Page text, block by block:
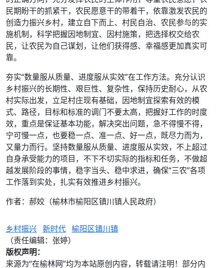
民期盼干的抓紧干，农民愿意干的带着干，依靠激发农民的
创造力振兴乡村，建立自下而上、村民自治、农民参与的实
施机制，科学把握因地制宜、因村施策，把选择权交给农
民，让农民为自己谋划，让他们获得感、幸福感更加真实可
靠。
夯实“数量服从质量、进度服从实效”在工作方法。充分认识
乡村振兴的长期性、艰巨性、复杂性，保持历史耐心，从农
村实际出发，立足村庄现有基础，因地制宜探索有效的模
式、路径，目标和标准的调门不要太高，把握好工作的时度
效，重点是保证基本功能，解决突出问题，急不得慢不得，
宁可慢一点，也要稳一点、准一点、好一点，既尽力而为，
又量力而行。坚持数量服从质量、进度服从实效，不上超过
自身承受能力的项目，不下不切实际的指标和任务，不做超
越发展阶段的事情，稳字当头、稳中求进，确保“三农”各项
工作落到实处，扎实有效推进乡村振兴。
作者：郝姣（榆林市榆阳区镇川镇人民政府）
乡村振兴 新时代 榆阳区镇川镇
（责任编辑：张婷）
版权声明：
来源为“在榆林网”均为本站原创内容，转载请注明！部分内